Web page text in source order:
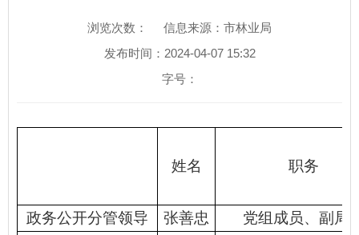
浏览次数：
信息来源：市林业局
发布时间：2024-04-07 15:32
字号：
姓名 职务
政务公开分管领导 张善忠
党组成员、副局